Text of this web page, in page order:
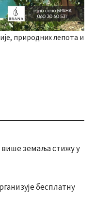
природних лепота и
земаља стижу у
бесплатну